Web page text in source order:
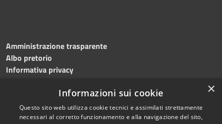
Amministrazione trasparente
Albo pretorio
Informativa privacy
Dichiarazione di accessibilità Meccanismo di feedback ×
Informazioni sui cookie
Questo sito web utilizza cookie tecnici e assimilati strettamente
necessari al corretto funzionamento e alla navigazione del sito,